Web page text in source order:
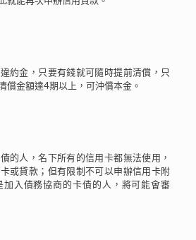
約金，只要有錢就可隨時提前清償，只
償金額達4期以上，可沖償本金。
的人，名下所有的信用卡都無法使用，
或貸款；但有限制不可以申辦信用卡附
入債務協商的卡債的人，將可能會審